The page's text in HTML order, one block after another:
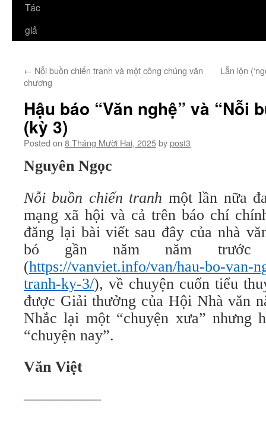
Tác
giả
← Nỗi buồn chiến tranh và một công chúng văn
chương
Lẫn lộn
Hậu báo “Văn nghệ” và “Nỗi
(kỳ 3)
Posted on 8 Tháng Mười Hai, 2025bypost3
Nguyên Ngọc
Nỗi buồn chiến tranh một lần nữa
mạng xã hội và cả trên báo chí
đăng lại bài viết sau đây của nhà
bó gần năm năm
(https://vanviet.info/van/hau-bo-van-
tranh-ky-3/), về chuyện cuốn tiểu
được Giải thưởng của Hội Nhà văn
Nhắc lại một “chuyện xưa” nhưng
“chuyện nay”.
Văn Việt
—————